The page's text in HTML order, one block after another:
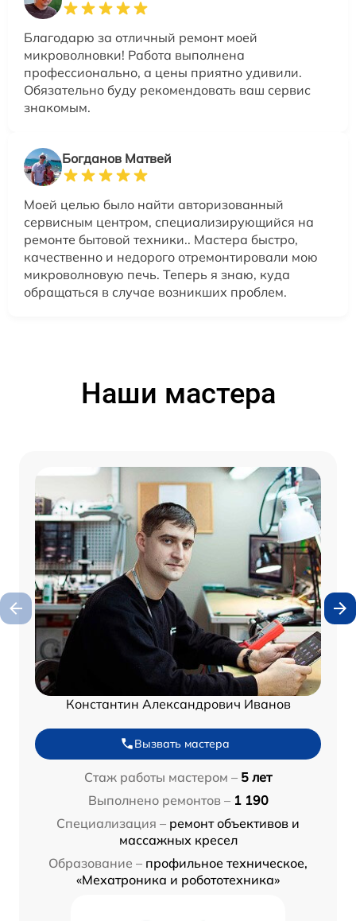
Благодарю за отличный ремонт моей
микроволновки! Работа выполнена
профессионально, а цены приятно удивили.
Обязательно буду рекомендовать ваш сервис
знакомым.
Богданов Матвей
Моей целью было найти авторизованный
сервисным центром, специализирующийся на
ремонте бытовой техники.. Мастера быстро,
качественно и недорого отремонтировали мою
микроволновую печь. Теперь я знаю, куда
обращаться в случае возникших проблем.
Наши мастера
Константин Александрович Иванов
Вызвать мастера
Стаж работы мастером – 5 лет
Выполнено ремонтов – 1 190
Специализация – ремонт объективов и
массажных кресел
Образование – профильное техническое,
«Мехатроника и робототехника»